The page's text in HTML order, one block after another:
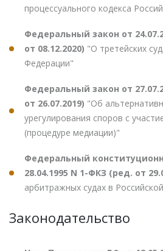
процессуального кодекса
Федеральный закон от
от 08.12.2020) "О третейских
Федерации"
Федеральный закон от
от 26.07.2019) "Об
урегулирования споров с
(процедуре медиации)"
Федеральный
28.04.1995 N 1-ФКЗ (ред. от
арбитражных судах в
Законодательство